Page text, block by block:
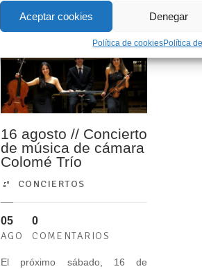
Aceptar cookies Denegar
Política de cookiesPolítica
16 agosto // Concierto
de música de cámara
Colomé Trío
CONCIERTOS
05
AGO
0
COMENTARIOS
El próximo sábado, 16 de